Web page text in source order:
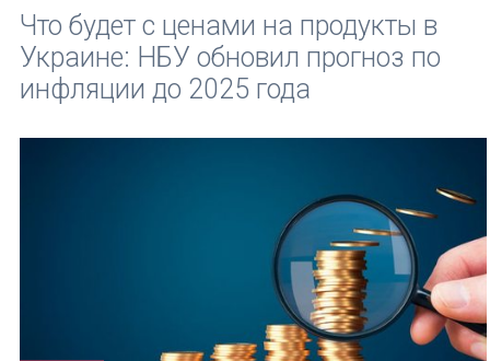
Что будет с ценами на продукты в
Украине: НБУ обновил прогноз по
инфляции до 2025 года